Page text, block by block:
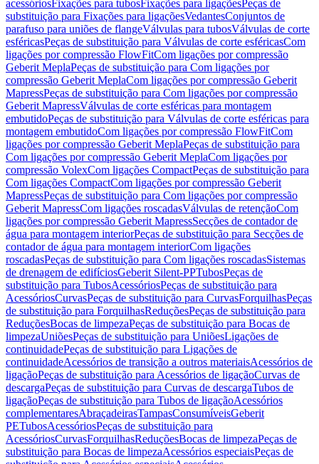
acessóriosFixações para tubosFixações para ligaçõesPeças de
substituição para Fixações para ligaçõesVedantesConjuntos de
parafuso para uniões de flangeVálvulas para tubosVálvulas de corte
esféricasPeças de substituição para Válvulas de corte esféricasCom
ligações por compressão FlowFitCom ligações por compressão
Geberit MeplaPeças de substituição para Com ligações por
compressão Geberit MeplaCom ligações por compressão Geberit
MapressPeças de substituição para Com ligações por compressão
Geberit MapressVálvulas de corte esféricas para montagem
embutidoPeças de substituição para Válvulas de corte esféricas para
montagem embutidoCom ligações por compressão FlowFitCom
ligações por compressão Geberit MeplaPeças de substituição para
Com ligações por compressão Geberit MeplaCom ligações por
compressão VolexCom ligações CompactPeças de substituição para
Com ligações CompactCom ligações por compressão Geberit
MapressPeças de substituição para Com ligações por compressão
Geberit MapressCom ligações roscadasVálvulas de retençãoCom
ligações por compressão Geberit MapressSecções de contador de
água para montagem interiorPeças de substituição para Secções de
contador de água para montagem interiorCom ligações
roscadasPeças de substituição para Com ligações roscadasSistemas
de drenagem de edifíciosGeberit Silent-PPTubosPeças de
substituição para TubosAcessóriosPeças de substituição para
AcessóriosCurvasPeças de substituição para CurvasForquilhasPeças
de substituição para ForquilhasReduçõesPeças de substituição para
ReduçõesBocas de limpezaPeças de substituição para Bocas de
limpezaUniõesPeças de substituição para UniõesLigações de
continuidadePeças de substituição para Ligações de
continuidadeAcessórios de transição a outros materiaisAcessórios de
ligaçãoPeças de substituição para Acessórios de ligaçãoCurvas de
descargaPeças de substituição para Curvas de descargaTubos de
ligaçãoPeças de substituição para Tubos de ligaçãoAcessórios
complementaresAbraçadeirasTampasConsumíveisGeberit
PETubosAcessóriosPeças de substituição para
AcessóriosCurvasForquilhasReduçõesBocas de limpezaPeças de
substituição para Bocas de limpezaAcessórios especiaisPeças de